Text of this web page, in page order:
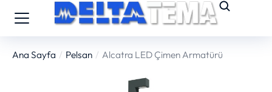
You are here:
Ana Sayfa Pelsan Alcatra LED Çimen Armatürü